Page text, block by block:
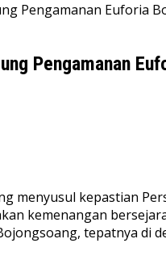
Pengamanan Euforia
Pengamanan
menyusul kepastian
kemenangan
tepatnya di